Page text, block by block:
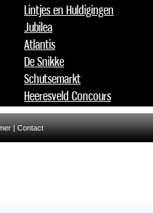
Lintjes en Huldigingen
Jubilea
Atlantis
De Snikke
Schutsemarkt
Heeresveld Concours
|Contact